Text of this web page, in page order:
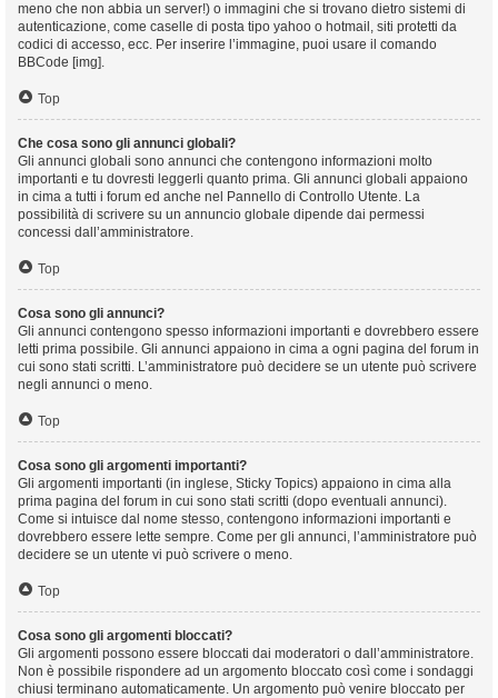
meno che non abbia un server!) o immagini che si trovano dietro sistemi di
autenticazione, come caselle di posta tipo yahoo o hotmail, siti protetti da
codici di accesso, ecc. Per inserire l’immagine, puoi usare il comando
BBCode [img].
Top
Che cosa sono gli annunci globali?
Gli annunci globali sono annunci che contengono informazioni molto
importanti e tu dovresti leggerli quanto prima. Gli annunci globali appaiono
in cima a tutti i forum ed anche nel Pannello di Controllo Utente. La
possibilità di scrivere su un annuncio globale dipende dai permessi
concessi dall’amministratore.
Top
Cosa sono gli annunci?
Gli annunci contengono spesso informazioni importanti e dovrebbero essere
letti prima possibile. Gli annunci appaiono in cima a ogni pagina del forum in
cui sono stati scritti. L’amministratore può decidere se un utente può scrivere
negli annunci o meno.
Top
Cosa sono gli argomenti importanti?
Gli argomenti importanti (in inglese, Sticky Topics) appaiono in cima alla
prima pagina del forum in cui sono stati scritti (dopo eventuali annunci).
Come si intuisce dal nome stesso, contengono informazioni importanti e
dovrebbero essere lette sempre. Come per gli annunci, l’amministratore può
decidere se un utente vi può scrivere o meno.
Top
Cosa sono gli argomenti bloccati?
Gli argomenti possono essere bloccati dai moderatori o dall’amministratore.
Non è possibile rispondere ad un argomento bloccato così come i sondaggi
chiusi terminano automaticamente. Un argomento può venire bloccato per